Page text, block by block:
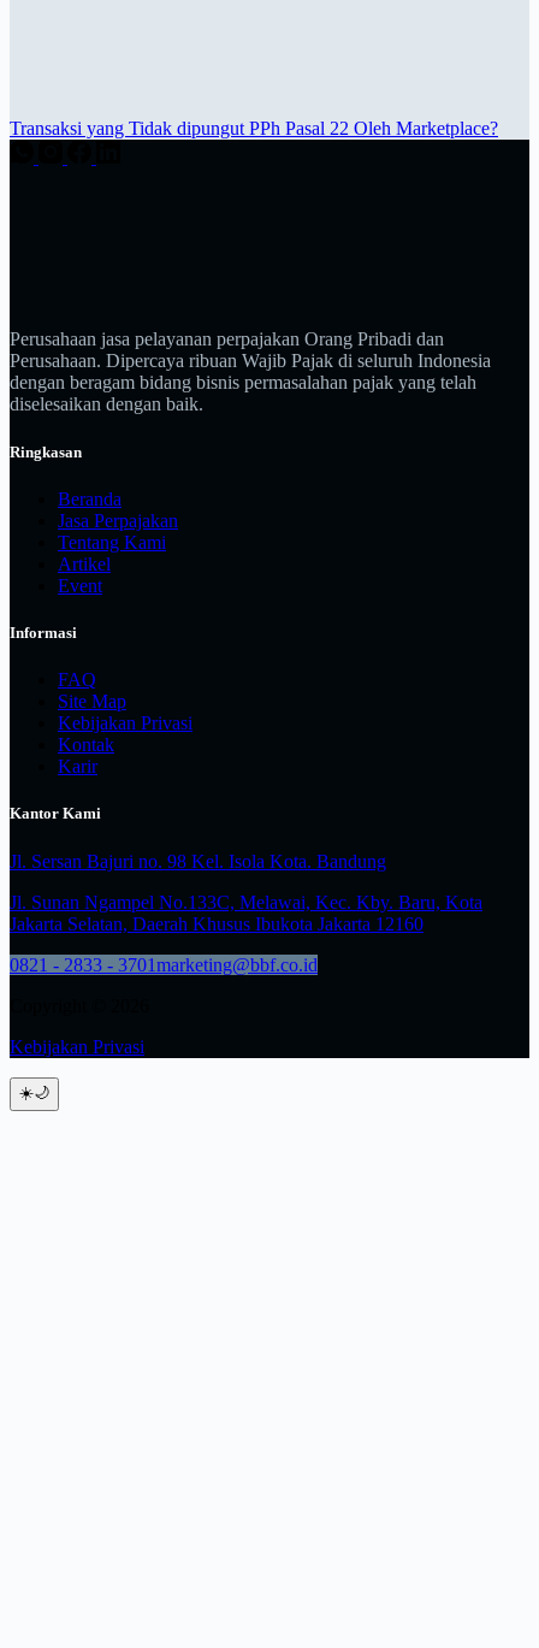
Transaksi yang Tidak dipungut PPh Pasal 22 Oleh Marketplace?
Perusahaan jasa pelayanan perpajakan Orang Pribadi dan
Perusahaan. Dipercaya ribuan Wajib Pajak di seluruh Indonesia
dengan beragam bidang bisnis permasalahan pajak yang telah
diselesaikan dengan baik.
Ringkasan
Beranda
Jasa Perpajakan
Tentang Kami
Artikel
Event
Informasi
FAQ
Site Map
Kebijakan Privasi
Kontak
Karir
Kantor Kami
Jl. Sersan Bajuri no. 98 Kel. Isola Kota. Bandung
Jl. Sunan Ngampel No.133C, Melawai, Kec. Kby. Baru, Kota
Jakarta Selatan, Daerah Khusus Ibukota Jakarta 12160
0821 - 2833 - 3701marketing@bbf.co.id
Kebijakan Privasi
☀️🌙